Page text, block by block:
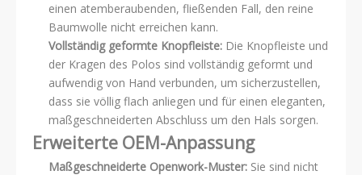
einen atemberaubenden, fließenden Fall, den reine
Baumwolle nicht erreichen kann.
Vollständig geformte Knopfleiste: Die Knopfleiste und
der Kragen des Polos sind vollständig geformt und
aufwendig von Hand verbunden, um sicherzustellen,
dass sie völlig flach anliegen und für einen eleganten,
maßgeschneiderten Abschluss um den Hals sorgen.
Erweiterte OEM-Anpassung
Maßgeschneiderte Openwork-Muster: Sie sind nicht